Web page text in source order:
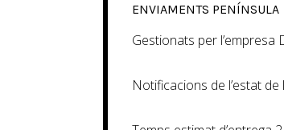
ENVIAMENTS PENÍNSULA
Gestionats per l’empresa
Notificacions de l’estat de